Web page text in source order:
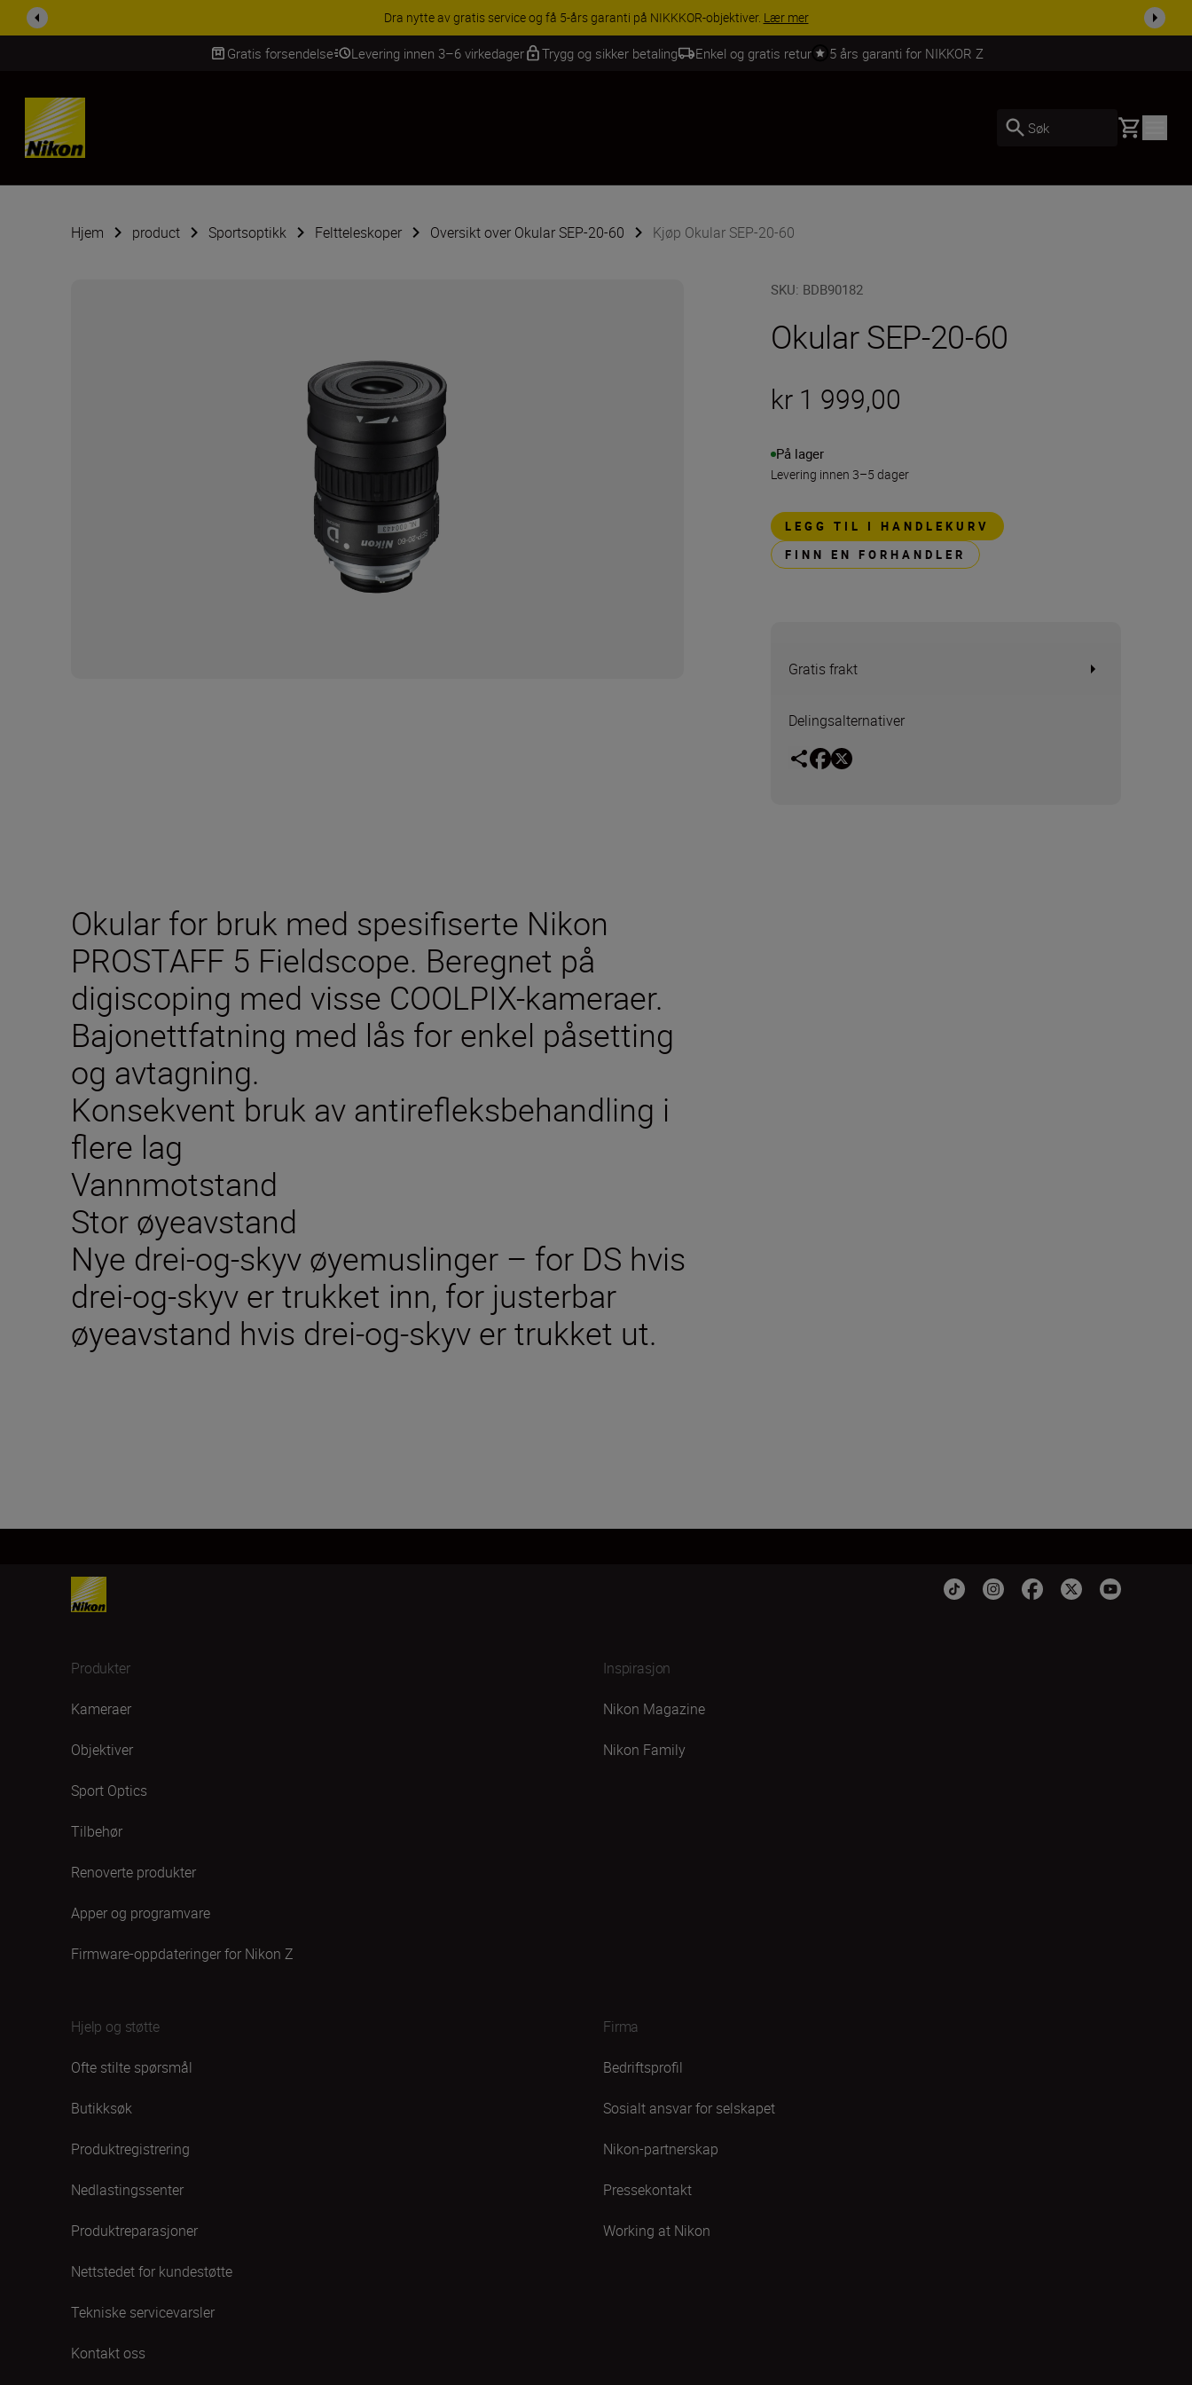
ACCESSORY SAVINGS | Få 15 % rabatt på utvalgt tilbehør, gjør fotoutstyret komplett i dag.
Gratis forsendelse Levering innen 3–6 virkedager Trygg og sikker betaling Enkel og gratis retur 5 års garanti for NIKKOR Z
Skip Content
Søk Basket
Hjem product Sportsoptikk Feltteleskoper Oversikt over Okular SEP-20-60 Kjøp Okular SEP-20-60
SKU: BDB90182
Okular SEP-20-60
kr 1 999,00
På lager
Levering innen 3–5 dager
LEGG TIL I HANDLEKURV
FINN EN FORHANDLER
Gratis frakt
Delingsalternativer
Okular for bruk med spesifiserte Nikon
PROSTAFF 5 Fieldscope. Beregnet på
digiscoping med visse COOLPIX-kameraer.
Bajonettfatning med lås for enkel påsetting
og avtagning.
Konsekvent bruk av antirefleksbehandling i
flere lag
Vannmotstand
Stor øyeavstand
Nye drei-og-skyv øyemuslinger – for DS hvis
drei-og-skyv er trukket inn, for justerbar
øyeavstand hvis drei-og-skyv er trukket ut.
Produkter
Kameraer
Objektiver
Sport Optics
Tilbehør
Renoverte produkter
Apper og programvare
Firmware-oppdateringer for Nikon Z
Inspirasjon
Nikon Magazine
Nikon Family
Hjelp og støtte
Ofte stilte spørsmål
Butikksøk
Produktregistrering
Nedlastingssenter
Produktreparasjoner
Nettstedet for kundestøtte
Tekniske servicevarsler
Kontakt oss
Firma
Bedriftsprofil
Sosialt ansvar for selskapet
Nikon-partnerskap
Pressekontakt
Working at Nikon